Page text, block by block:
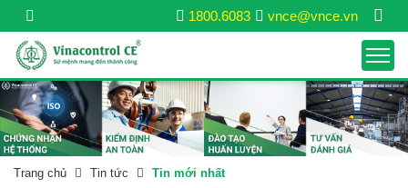
vnce@vnce.vn
1800.6083
Trang chủ Tin tức Tin mới nhất